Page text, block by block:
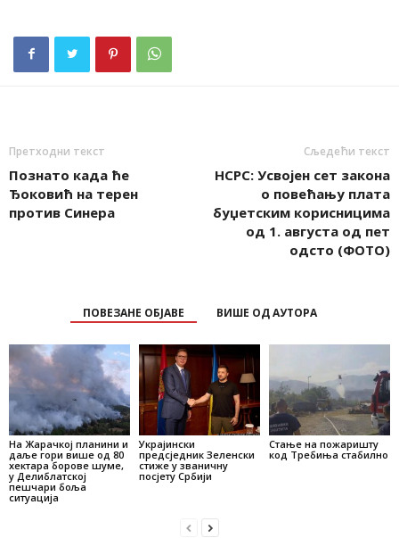
Претходни текст
Познато када ће
Ђоковић на терен
против Синера
Сљедећи текст
НСРС: Усвојен сет закона
о повећању плата
буџетским корисницима
од 1. августа од пет
одсто (ФОТО)
ПОВЕЗАНЕ ОБЈАВЕ ВИШЕ ОД АУТОРА
На Жарачкој планини и
даље гори више од 80
хектара борове шуме,
у Делиблатској
пешчари боља
ситуација
Украјински
предсједник Зеленски
стиже у званичну
посјету Србији
Стање на пожаришту
код Требиња стабилно